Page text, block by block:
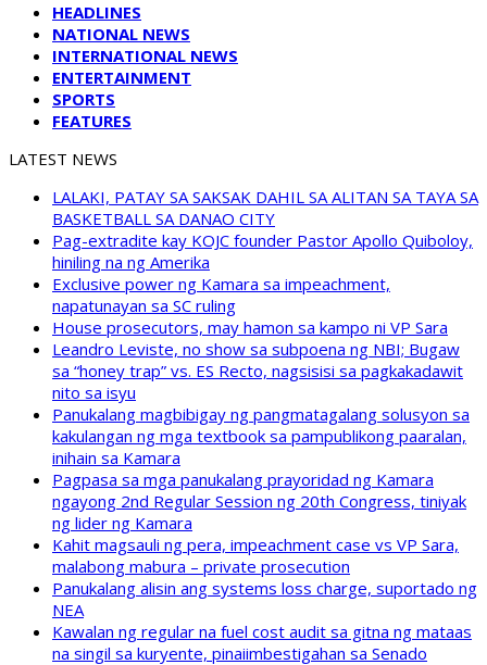
HEADLINES
NATIONAL NEWS
INTERNATIONAL NEWS
ENTERTAINMENT
SPORTS
FEATURES
LATEST NEWS
LALAKI, PATAY SA SAKSAK DAHIL SA ALITAN SA TAYA SA
BASKETBALL SA DANAO CITY
Pag-extradite kay KOJC founder Pastor Apollo Quiboloy,
hiniling na ng Amerika
Exclusive power ng Kamara sa impeachment,
napatunayan sa SC ruling
House prosecutors, may hamon sa kampo ni VP Sara
Leandro Leviste, no show sa subpoena ng NBI; Bugaw
sa “honey trap” vs. ES Recto, nagsisisi sa pagkakadawit
nito sa isyu
Panukalang magbibigay ng pangmatagalang solusyon sa
kakulangan ng mga textbook sa pampublikong paaralan,
inihain sa Kamara
Pagpasa sa mga panukalang prayoridad ng Kamara
ngayong 2nd Regular Session ng 20th Congress, tiniyak
ng lider ng Kamara
Kahit magsauli ng pera, impeachment case vs VP Sara,
malabong mabura – private prosecution
Panukalang alisin ang systems loss charge, suportado ng
NEA
Kawalan ng regular na fuel cost audit sa gitna ng mataas
na singil sa kuryente, pinaiimbestigahan sa Senado